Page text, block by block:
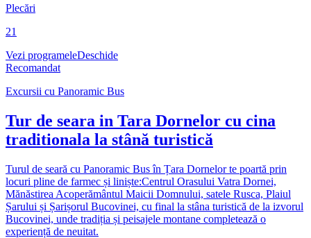
Plecări
21
Vezi programeleDeschide
Recomandat
Excursii cu Panoramic Bus
Tur de seara in Tara Dornelor cu cina
traditionala la stână turistică
Turul de seară cu Panoramic Bus în Țara Dornelor te poartă prin
locuri pline de farmec și liniște:Centrul Orasului Vatra Dornei,
Mănăstirea Acoperământul Maicii Domnului, satele Rusca, Plaiul
Șarului și Șarișorul Bucovinei, cu final la stâna turistică de la izvorul
Bucovinei, unde tradiția și peisajele montane completează o
experiență de neuitat.